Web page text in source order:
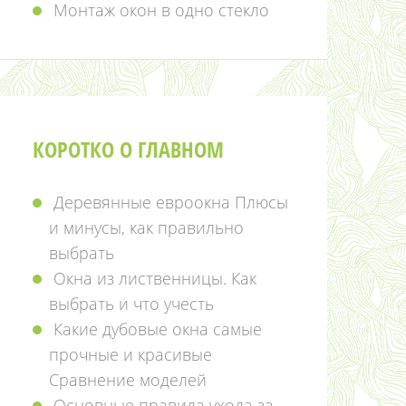
Монтаж окон в одно стекло
КОРОТКО О ГЛАВНОМ
Деревянные евроокна Плюсы
и минусы, как правильно
выбрать
Окна из лиственницы. Как
выбрать и что учесть
Какие дубовые окна самые
прочные и красивые
Сравнение моделей